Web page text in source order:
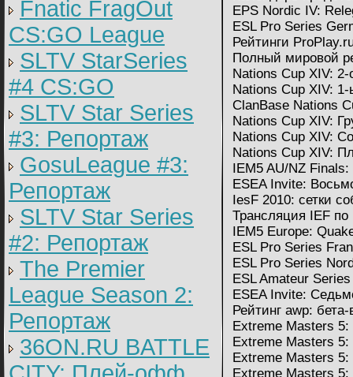
Fnatic FragOut
CS:GO League
SLTV StarSeries
#4 CS:GO
SLTV Star Series
#3: Репортаж
GosuLeague #3:
Репортаж
SLTV Star Series
#2: Репортаж
The Premier
League Season 2:
Репортаж
36ON.RU BATTLE
EPS Nordic IV:
ESL Pro Series
Рейтинги
Полный мировой
Nations Cup XIV:
Nations Cup XIV:
ClanBase Nations
Nations Cup XIV:
Nations Cup XIV:
Nations Cup XIV:
IEM5 AU/NZ
ESEA Invite:
IesF 2010: сетки
Трансляция IEF по
IEM5 Europe:
ESL Pro Series
ESL Pro Series
ESL Amateur
ESEA Invite:
Рейтинг awp:
Extreme Masters
Extreme Masters
Extreme Masters
Extreme Masters